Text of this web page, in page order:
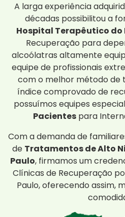
A larga experiência
décadas possibilitou a
Hospital Terapêutico do
Recuperação para
alcoólatras altamente
equipe de profissionais
com o melhor método
índice comprovado de
possuímos equipes
Pacientes para
Com a demanda de
de Tratamentos de Alto
Paulo, firmamos um
Clínicas de Recuperação
Paulo, oferecendo assim,